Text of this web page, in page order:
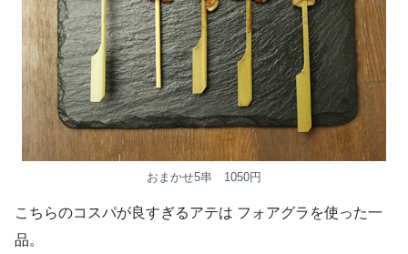
おまかせ5串 1050円
こちらのコスパが良すぎるアテは フォアグラを使った一
品。